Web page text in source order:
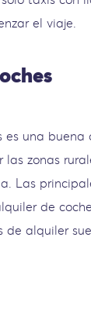
el viaje.
es una
las zonas
Las
de
alquiler